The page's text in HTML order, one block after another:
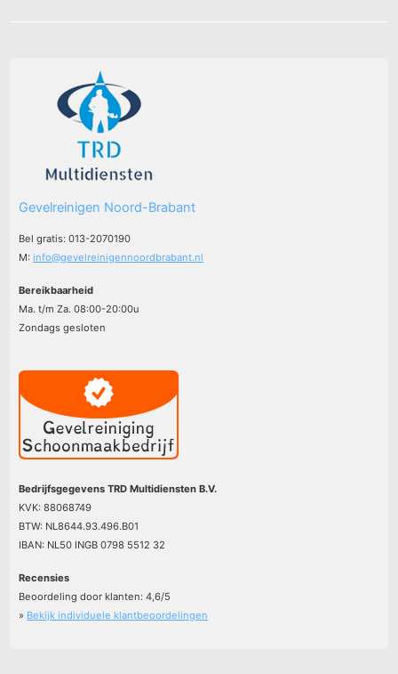
Gevelreinigen Noord-Brabant
Bel gratis: 013-2070190
M:info@gevelreinigennoordbrabant.nl
Bereikbaarheid
Ma. t/m Za. 08:00-20:00u
Zondags gesloten
Bedrijfsgegevens TRD Multidiensten B.V.
KVK: 88068749
BTW: NL8644.93.496.B01
IBAN: NL50 INGB 0798 5512 32
Recensies
Beoordeling door klanten:4,6/5
» Bekijk individuele klantbeoordelingen